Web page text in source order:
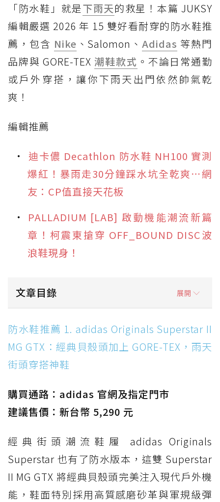
「防水鞋」就是下雨天的救星！本篇 JUKSY
編輯嚴選 2026 年 15 雙好看耐穿的防水鞋推
薦，包含 Nike 、Salomon、Adidas 等熱門
品牌與 GORE-TEX 潮鞋款式 。不論日常通勤
或戶外穿搭，讓你下雨天出門依然帥氣乾
爽！
編輯推薦
迪卡儂 Decathlon 防水鞋 NH100 實測
爆紅！暴雨走30分鐘踩水坑全乾爽⋯網
友：CP值直接天花板
PALLADIUM [LAB] 啟動機能潮流新篇
章！柯震東搶穿 OFF_BOUND DISC波
浪鞋現身！
文章目錄 展開
防水鞋推薦 1. adidas Originals Superstar II
MG GTX：經典貝殼頭加上 GORE-TEX，雨天街
頭穿搭神鞋
防水鞋推薦 2. New Balance Hierro v9 GORE-
防水鞋推薦 3. Nike Dunk Low GORE-TEX：
經典 Dunk 輪廓加上防水科技，雨天穿搭帥度不
打折
防水鞋推薦 4. ASICS TRABUCO 14 GTX：搭
載 GORE-TEX 隱形貼合科技，全方位防水神鞋
防水鞋推薦 5. Salomon XT-6 GORE-TEX：潮
人必備山系鞋王！防滑、防水與街頭顏值一次攻
頂
防水鞋推薦 1. adidas Originals Superstar II
MG GTX：經典貝殼頭加上 GORE-TEX，雨天
街頭穿搭神鞋
購買通路：adidas 官網及指定門市
建議售價：新台幣 5,290 元
經典街頭潮流鞋履 adidas Originals
Superstar 也有了防水版本，這雙 Superstar
II MG GTX 將經典貝殼頭完美注入現代戶外機
能，鞋面特別採用高質感磨砂革與軍規級彈